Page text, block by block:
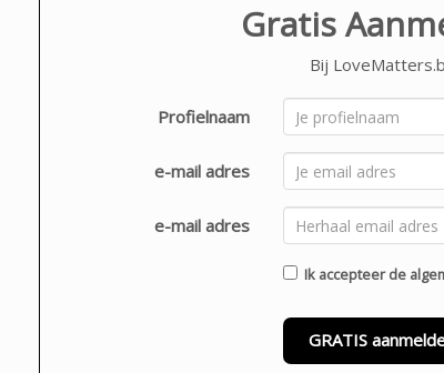
Gratis
Bij
Profielnaam
e-mail adres
e-mail adres
Ik accepteer de
GRATIS